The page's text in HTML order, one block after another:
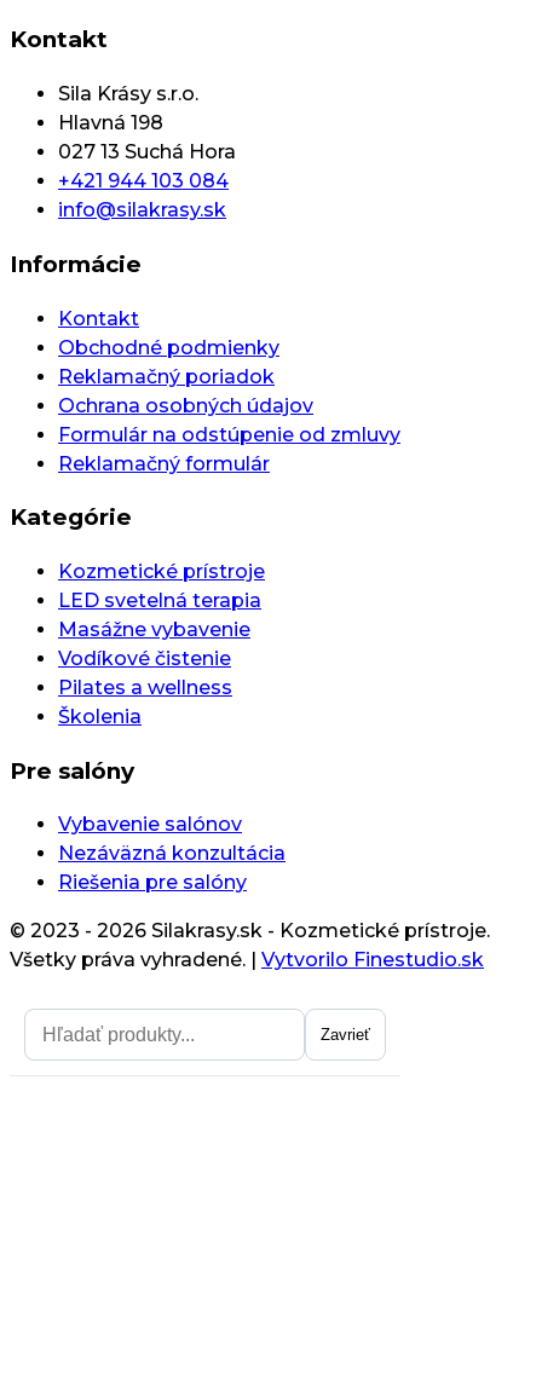
Kontakt
Sila Krásy s.r.o.
Hlavná 198
027 13 Suchá Hora
+421 944 103 084
info@silakrasy.sk
Informácie
Kontakt
Obchodné podmienky
Reklamačný poriadok
Ochrana osobných údajov
Formulár na odstúpenie od zmluvy
Reklamačný formulár
Kategórie
Kozmetické prístroje
LED svetelná terapia
Masážne vybavenie
Vodíkové čistenie
Pilates a wellness
Školenia
Pre salóny
Vybavenie salónov
Nezáväzná konzultácia
Riešenia pre salóny
© 2023 - 2026 Silakrasy.sk - Kozmetické prístroje.
Všetky práva vyhradené.
Vytvorilo Finestudio.sk
Zavrieť
Zavrieť